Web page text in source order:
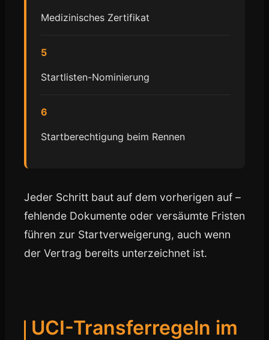
Medizinisches Zertifikat
5
Startlisten-Nominierung
6
Startberechtigung beim Rennen
Jeder Schritt baut auf dem vorherigen auf –
fehlende Dokumente oder versäumte Fristen
führen zur Startverweigerung, auch wenn
der Vertrag bereits unterzeichnet ist.
UCI-Transferregeln im